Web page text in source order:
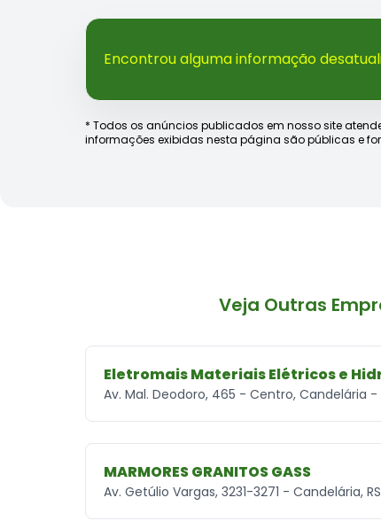
Encontrou alguma informação
* Todos os anúncios publicados em nosso site
informações exibidas nesta página são públicas e
Veja Outras
Eletromais Materiais Elétricos e
Av. Mal. Deodoro, 465 - Centro, Candelária -
MARMORES GRANITOS GASS
Av. Getúlio Vargas, 3231-3271 - Candelária,